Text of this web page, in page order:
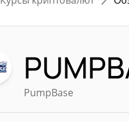
PumpBase